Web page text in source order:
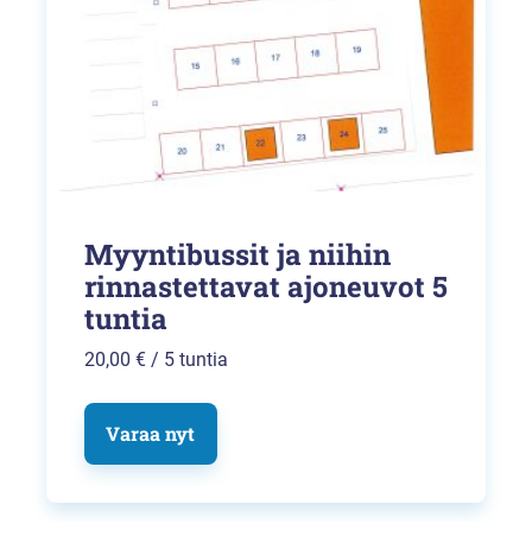
Myyntibussit ja niihin
rinnastettavat ajoneuvot 5
tuntia
20,00 € / 5 tuntia
Varaa nyt